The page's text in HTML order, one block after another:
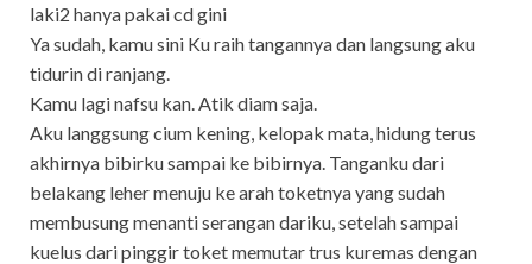
laki2 hanya pakai cd gini
Ya sudah, kamu sini Ku raih tangannya dan langsung aku
tidurin di ranjang.
Kamu lagi nafsu kan. Atik diam saja.
Aku langgsung cium kening, kelopak mata, hidung terus
akhirnya bibirku sampai ke bibirnya. Tanganku dari
belakang leher menuju ke arah toketnya yang sudah
membusung menanti serangan dariku, setelah sampai
kuelus dari pinggir toket memutar trus kuremas dengan